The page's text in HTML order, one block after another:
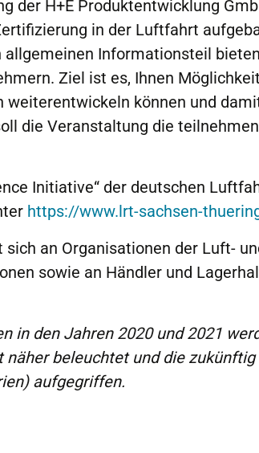
der H+E Produktentwicklung
in der Luftfahrt
Informationsteil
Ziel ist es, Ihnen
können und
die Veranstaltung die
Initiative“ der deutschen
https://www.lrt-sachsen-
an Organisationen der Luft-
sowie an Händler und
in den Jahren 2020 und 2021
näher beleuchtet und die
aufgegriffen.